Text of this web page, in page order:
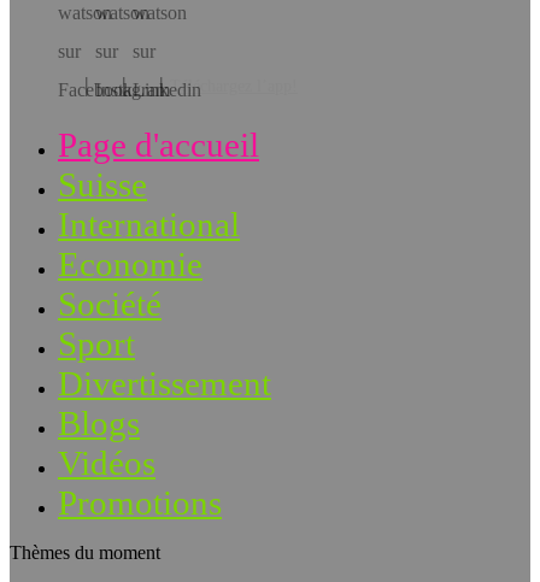
Téléchargez l’app!
Page d'accueil
Suisse
International
Economie
Société
Sport
Divertissement
Blogs
Vidéos
Promotions
Thèmes du moment